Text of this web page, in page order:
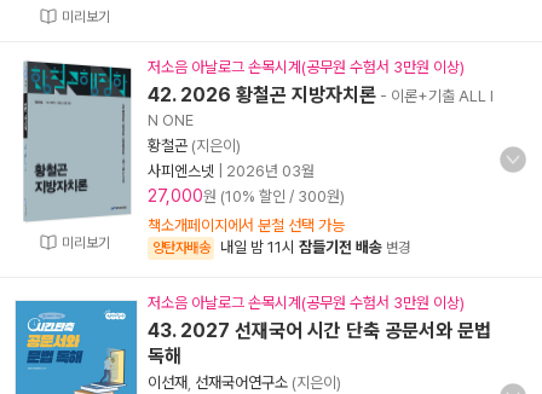
미리보기
미리보기
저소음 아날로그 손목시계(공무원 수험서 3만원 이상)
42. 2026 황철곤 지방자치론 - 이론+기출 ALL I
N ONE
황철곤 (지은이)
사피엔스넷
2026년 03월
27,000원 (10% 할인 / 300원)
책소개페이지에서 분철 선택 가능
양탄자배송 내일 밤 11시 잠들기전 배송 변경
저소음 아날로그 손목시계(공무원 수험서 3만원 이상)
43. 2027 선재국어 시간 단축 공문서와 문법
독해
이선재 선재국어연구소 (지은이)